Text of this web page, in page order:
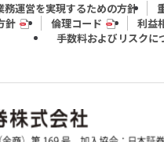
務運営を実現するための方針
針
倫理コード 利益
手数料およびリスクに